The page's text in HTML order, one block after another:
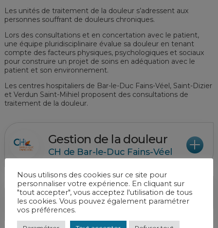
Les unités de traitement de la douleur s’adressent aux
personnes souffrant de douleurs chroniques.
Lors des consultations et en concertation avec le patient,
une équipe pluridisciplinaire évalue sa douleur en tenant
compte des facteurs physiques, psychologiques et sociaux
pour construire un projet de soins en adéquation avec le
patient et son environnement.
Les centres hospitaliers de Bar-le-Duc Fains-Véel, Saint-Dizier
et Verdun Saint-Mihiel proposent des consultations de
traitement de la douleur.
Gestion de la douleur
CH de Bar-le-Duc Fains-Véel
Gestion de la douleur
CH de Saint-Dizier
Nous utilisons des cookies sur ce site pour
personnaliser votre expérience. En cliquant sur
"tout accepter", vous acceptez l'utilisation de tous
les cookies. Vous pouvez également paramétrer
vos préférences.